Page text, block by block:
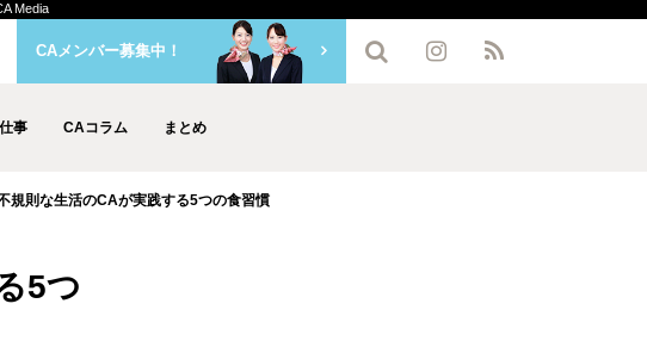
Media
仕事 CAコラム まとめ
CAメンバー募集中！
規則な生活のCAが実践する5つの食習慣
5つ